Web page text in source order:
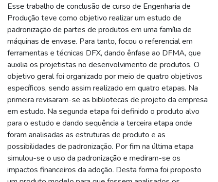
Esse trabalho de conclusão de curso de Engenharia de
Produção teve como objetivo realizar um estudo de
padronização de partes de produtos em uma família de
máquinas de envase. Para tanto, focou o referencial em
ferramentas e técnicas DFX, dando ênfase ao DFMA, que
auxilia os projetistas no desenvolvimento de produtos. O
objetivo geral foi organizado por meio de quatro objetivos
específicos, sendo assim realizado em quatro etapas. Na
primeira revisaram-se as bibliotecas de projeto da empresa
em estudo. Na segunda etapa foi definido o produto alvo
para o estudo e dando sequência a terceira etapa onde
foram analisadas as estruturas de produto e as
possibilidades de padronização. Por fim na última etapa
simulou-se o uso da padronização e mediram-se os
impactos financeiros da adoção. Desta forma foi proposto